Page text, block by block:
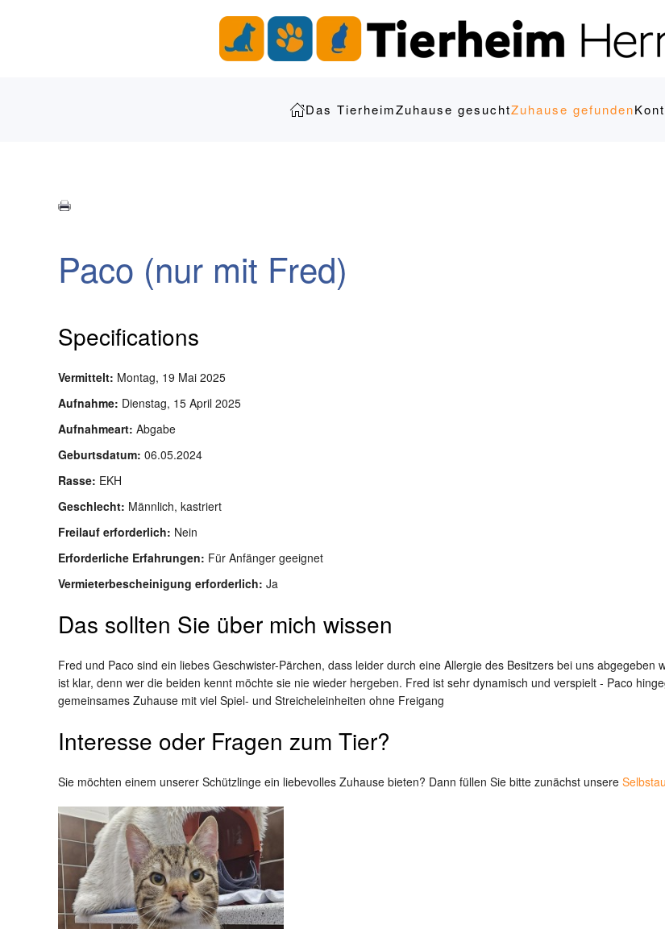
Das TierheimZuhause gesuchtZuhause gefunden
Paco (nur mit Fred)
Specifications
Vermittelt: Montag, 19 Mai 2025
Aufnahme: Dienstag, 15 April 2025
Aufnahmeart: Abgabe
Geburtsdatum: 06.05.2024
Rasse: EKH
Geschlecht: Männlich, kastriert
Freilauf erforderlich: Nein
Erforderliche Erfahrungen: Für Anfänger geeignet
Vermieterbescheinigung erforderlich: Ja
Das sollten Sie über mich wissen
Fred und Paco sind ein liebes Geschwister-Pärchen, dass leider durch eine Allergie des Besitzers bei uns
ist klar, denn wer die beiden kennt möchte sie nie wieder hergeben. Fred ist sehr dynamisch und verspielt - Paco
gemeinsames Zuhause mit viel Spiel- und Streicheleinheiten ohne Freigang
Interesse oder Fragen zum Tier?
Sie möchten einem unserer Schützlinge ein liebevolles Zuhause bieten? Dann füllen Sie bitte zunächst unsere